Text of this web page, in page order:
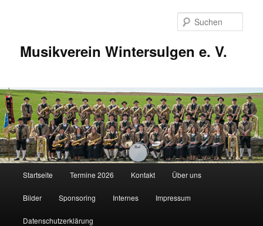
Musikverein Wintersulgen e. V.
Startseite Termine 2026 Kontakt Über uns
Bilder Sponsoring Internes Impressum
Datenschutzerklärung